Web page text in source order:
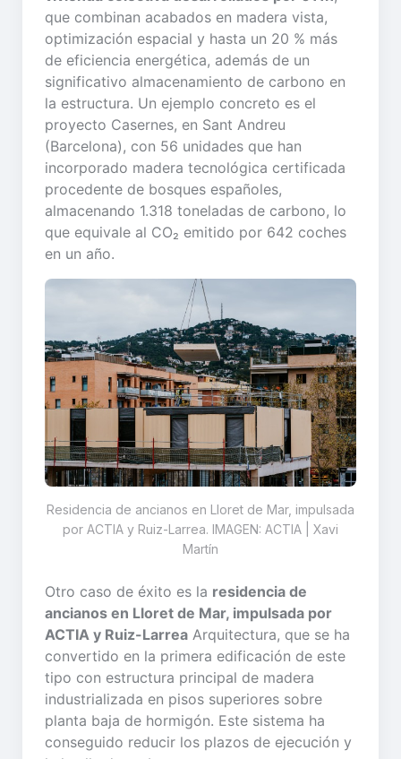
que combinan acabados en madera vista,
optimización espacial y hasta un 20 % más
de eficiencia energética, además de un
significativo almacenamiento de carbono en
la estructura. Un ejemplo concreto es el
proyecto Casernes, en Sant Andreu
(Barcelona), con 56 unidades que han
incorporado madera tecnológica certificada
procedente de bosques españoles,
almacenando 1.318 toneladas de carbono, lo
que equivale al CO₂ emitido por 642 coches
en un año.
Residencia de ancianos en Lloret de Mar, impulsada
por ACTIA y Ruiz-Larrea. IMAGEN: ACTIA | Xavi
Martín
Otro caso de éxito es la residencia de
ancianos en Lloret de Mar, impulsada por
ACTIA y Ruiz-Larrea Arquitectura, que se ha
convertido en la primera edificación de este
tipo con estructura principal de madera
industrializada en pisos superiores sobre
planta baja de hormigón. Este sistema ha
conseguido reducir los plazos de ejecución y